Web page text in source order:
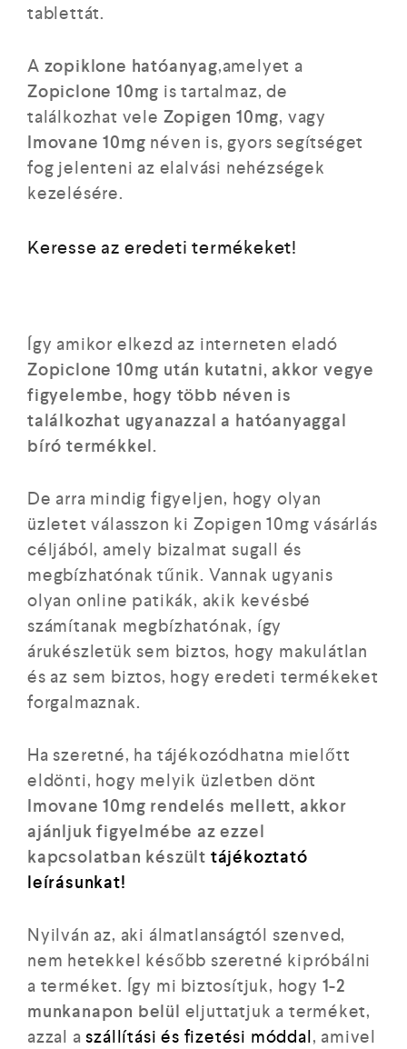
tablettát.
A zopiklone hatóanyag,amelyet a
Zopiclone 10mg is tartalmaz, de
találkozhat vele Zopigen 10mg, vagy
Imovane 10mg néven is, gyors segítséget
fog jelenteni az elalvási nehézségek
kezelésére.
Keresse az eredeti termékeket!
Így amikor elkezd az interneten eladó
Zopiclone 10mg után kutatni, akkor vegye
figyelembe, hogy több néven is
találkozhat ugyanazzal a hatóanyaggal
bíró termékkel.
De arra mindig figyeljen, hogy olyan
üzletet válasszon ki Zopigen 10mg vásárlás
céljából, amely bizalmat sugall és
megbízhatónak tűnik. Vannak ugyanis
olyan online patikák, akik kevésbé
számítanak megbízhatónak, így
árukészletük sem biztos, hogy makulátlan
és az sem biztos, hogy eredeti termékeket
forgalmaznak.
Ha szeretné, ha tájékozódhatna mielőtt
eldönti, hogy melyik üzletben dönt
Imovane 10mg rendelés mellett, akkor
ajánljuk figyelmébe az ezzel
kapcsolatban készült tájékoztató
leírásunkat!
Nyilván az, aki álmatlanságtól szenved,
nem hetekkel később szeretné kipróbálni
a terméket. Így mi biztosítjuk, hogy 1-2
munkanapon belül eljuttatjuk a terméket,
azzal aszállítási és fizetési móddal, amivel